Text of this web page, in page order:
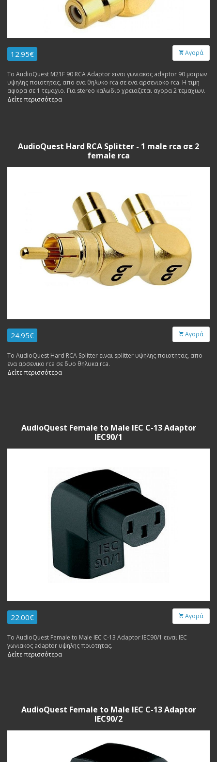
12.95€ Αγορά
Το AudioQuest M21F 90 RCA Adaptor ειναι γωνιακος adaptor 90 μοιρων
υψηλης ποιοτητας, απο ενα θηλυκο rca σε ενα αρσενιοκο rca. Η τιμη
αφορα σε 1 τεμαχιο. Για stereo καλωδιο χρειαζεται αγορα 2 τεμαχιων.
Δείτε περισσότερα
AudioQuest Hard RCA Splitter - 1 male rca σε 2
female rca
24.95€ Αγορά
Το AudioQuest Hard RCA Splitter ειναι splitter υψηλης ποιοτητας, απο
ενα αρσενικο rca σε δυο θηλυκα rca.
Δείτε περισσότερα
AudioQuest Female to Male IEC C-13 Adaptor
IEC90/1
22.00€ Αγορά
Το AudioQuest Female to Male IEC C-13 Adaptor IEC90/1 ειναι IEC
γωνιακος adaptor υψηλης ποιοτητας.
Δείτε περισσότερα
AudioQuest Female to Male IEC C-13 Adaptor
IEC90/2